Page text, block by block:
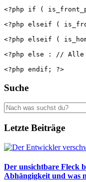
<?php if (
<?php elseif (
<?php elseif (
<?php else : // Alle
<?php endif; ?>
Suche
Letzte Beiträge
Der unsichtbare Fleck
Abhängigkeit und was